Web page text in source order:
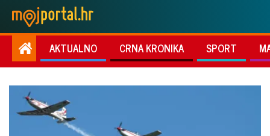
AKTUALNO CRNA KRONIKA SPORT